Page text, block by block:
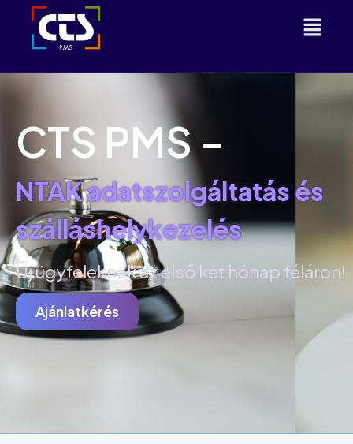
CTS PMS –
NTAK adatszolgáltatás és
szálláshelykezelés
Új ügyfeleknek az első két hónap féláron!
Ajánlatkérés